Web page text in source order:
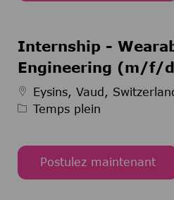
Internship -
Engineering (m/f/
Eysins, Vaud,
Type d’emploi
Temps plein
Postulez maintenant
Internship - Wearable